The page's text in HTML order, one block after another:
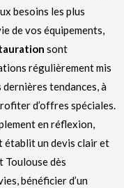
besoins les plus
de vos équipements,
sont
régulièrement mis
tendances, à
d’offres spéciales.
en réflexion,
établit un devis clair et
Toulouse dès
bénéficier d’un